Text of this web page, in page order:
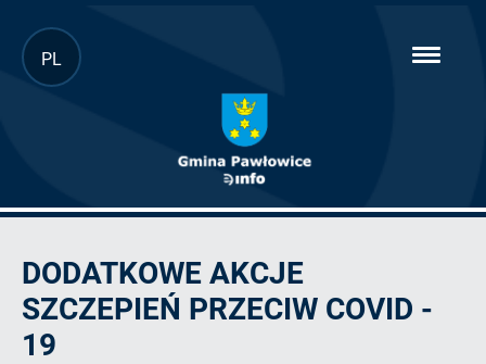
Przejdź
do
PL
DODATKOWE AKCJE
SZCZEPIEŃ PRZECIW COVID -
19